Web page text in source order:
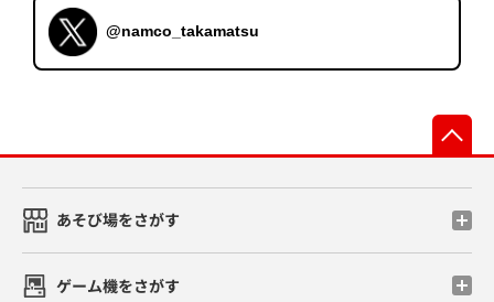
@namco_takamatsu
あそび場をさがす
ゲーム機をさがす